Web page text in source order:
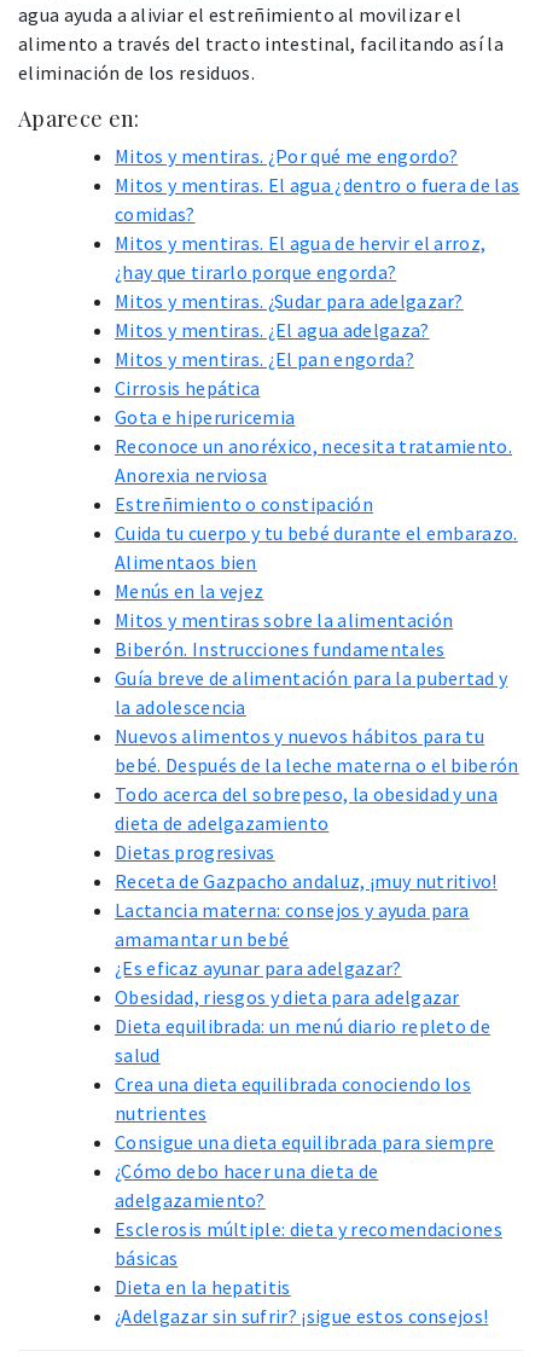
agua ayuda a aliviar el estreñimiento al movilizar el
alimento a través del tracto intestinal, facilitando así la
eliminación de los residuos.
Aparece en:
Mitos y mentiras. ¿Por qué me engordo?
Mitos y mentiras. El agua ¿dentro o fuera de las
comidas?
Mitos y mentiras. El agua de hervir el arroz,
¿hay que tirarlo porque engorda?
Mitos y mentiras. ¿Sudar para adelgazar?
Mitos y mentiras. ¿El agua adelgaza?
Mitos y mentiras. ¿El pan engorda?
Cirrosis hepática
Gota e hiperuricemia
Reconoce un anoréxico, necesita tratamiento.
Anorexia nerviosa
Estreñimiento o constipación
Cuida tu cuerpo y tu bebé durante el embarazo.
Alimentaos bien
Menús en la vejez
Mitos y mentiras sobre la alimentación
Biberón. Instrucciones fundamentales
Guía breve de alimentación para la pubertad y
la adolescencia
Nuevos alimentos y nuevos hábitos para tu
bebé. Después de la leche materna o el biberón
Todo acerca del sobrepeso, la obesidad y una
dieta de adelgazamiento
Dietas progresivas
Receta de Gazpacho andaluz, ¡muy nutritivo!
Lactancia materna: consejos y ayuda para
amamantar un bebé
¿Es eficaz ayunar para adelgazar?
Obesidad, riesgos y dieta para adelgazar
Dieta equilibrada: un menú diario repleto de
salud
Crea una dieta equilibrada conociendo los
nutrientes
Consigue una dieta equilibrada para siempre
¿Cómo debo hacer una dieta de
adelgazamiento?
Esclerosis múltiple: dieta y recomendaciones
básicas
Dieta en la hepatitis
¿Adelgazar sin sufrir? ¡sigue estos consejos!